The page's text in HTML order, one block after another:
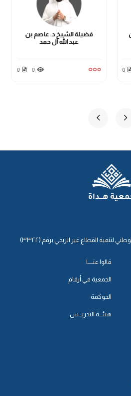
0
فضيلة الشيخ د. عاصم بن
عبدالله آل حمد
0
0
لتنمية القطاع غير الربحي برقم (٣٣٢٢)
قالوا عنـــــا
الجمعية في أرقام
الحوكمة
هيئـــة التدريـــس